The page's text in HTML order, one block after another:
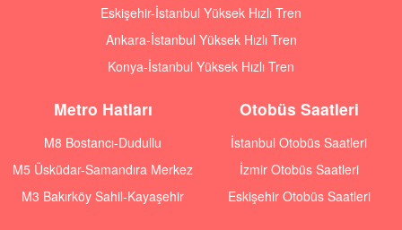
Eskişehir-İstanbul Yüksek Hızlı Tren
Ankara-İstanbul Yüksek Hızlı Tren
Konya-İstanbul Yüksek Hızlı Tren
Metro Hatları
M8 Bostancı-Dudullu
M5 Üsküdar-Samandıra Merkez
M3 Bakırköy Sahil-Kayaşehir
Otobüs Saatleri
İstanbul Otobüs Saatleri
İzmir Otobüs Saatleri
Eskişehir Otobüs Saatleri